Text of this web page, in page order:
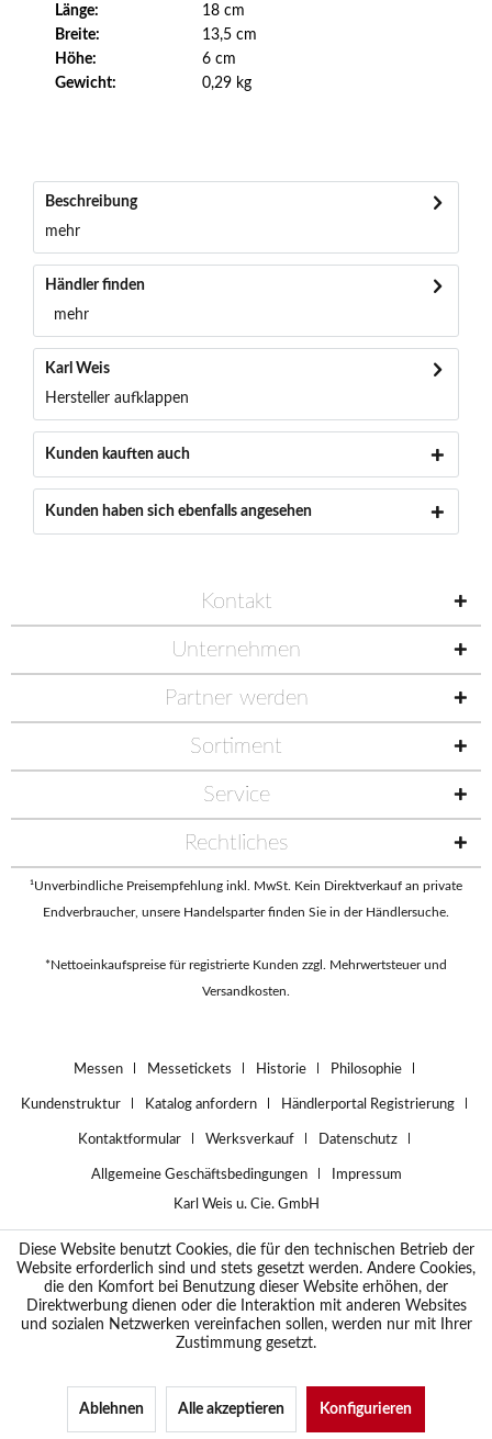
Länge:
18 cm
Breite:
13,5 cm
Höhe:
6 cm
Gewicht:
0,29 kg
Beschreibung
mehr
Händler finden
mehr
Karl Weis
Hersteller aufklappen
Kunden kauften auch
Kunden haben sich ebenfalls angesehen
Rechtliches
Unternehmen
Partner werden
Kontakt
Sortiment
Service
¹Unverbindliche Preisempfehlung inkl. MwSt. Kein Direktverkauf an private
Endverbraucher, unsere Handelsparter finden Sie in der Händlersuche
*Nettoeinkaufspreise für registrierte Kunden zzgl. Mehrwertsteuer und
Versandkosten.
Messen Messetickets Historie Philosophie
Kundenstruktur Katalog anfordern Händlerportal Registrierung
Kontaktformular Werksverkauf Datenschutz
Allgemeine Geschäftsbedingungen Impressum
Karl Weis u. Cie. GmbH
Diese Website benutzt Cookies, die für den technischen Betrieb der
Website erforderlich sind und stets gesetzt werden. Andere Cookies,
die den Komfort bei Benutzung dieser Website erhöhen, der
Direktwerbung dienen oder die Interaktion mit anderen Websites
und sozialen Netzwerken vereinfachen sollen, werden nur mit Ihrer
Zustimmung gesetzt.
Ablehnen Alle akzeptieren Konfigurieren